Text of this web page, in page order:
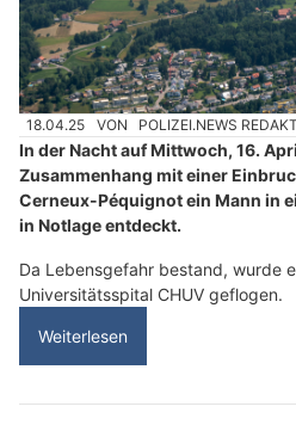
18.04.25 VON POLIZEI.NEWS
In der Nacht auf Mittwoch, 16.
Zusammenhang mit einer
Cerneux-Péquignot ein Mann in
in Notlage entdeckt.
Da Lebensgefahr bestand, wurde
Universitätsspital CHUV geflogen.
Weiterlesen